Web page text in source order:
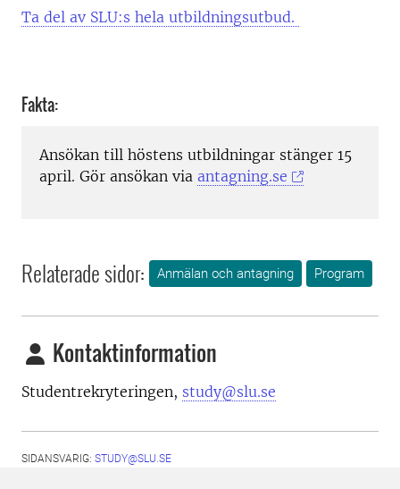
Ta del av SLU:s hela utbildningsutbud.
Fakta:
Ansökan till höstens utbildningar stänger 15
april. Gör ansökan via antagning.se
Relaterade sidor: Anmälan och antagning Program
Kontaktinformation
Studentrekryteringen, study@slu.se
SIDANSVARIG: STUDY@SLU.SE